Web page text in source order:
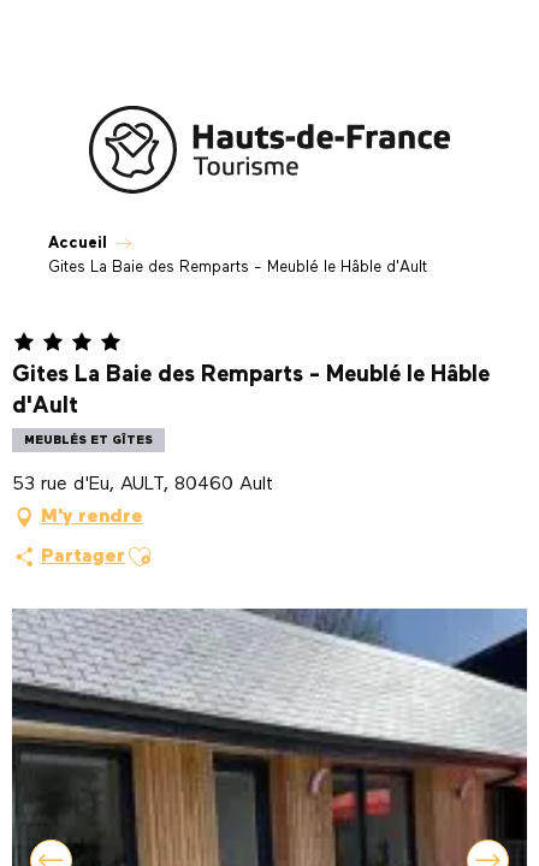
Accueil
Gites La Baie des Remparts - Meublé le Hâble d'Ault
Gites La Baie des Remparts - Meublé le Hâble
d'Ault
MEUBLÉS ET GÎTES
53 rue d'Eu, AULT, 80460 Ault
M'y rendre
Partager Ajouter aux favoris